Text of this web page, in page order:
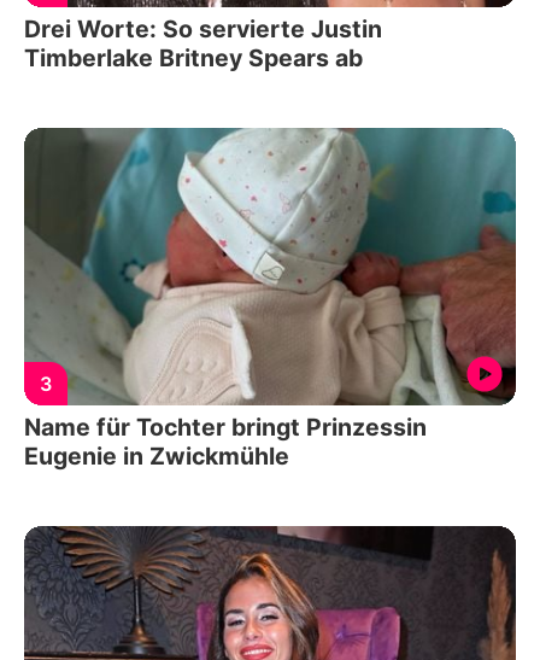
Drei Worte: So servierte Justin
Timberlake Britney Spears ab
3
Name für Tochter bringt Prinzessin
Eugenie in Zwickmühle